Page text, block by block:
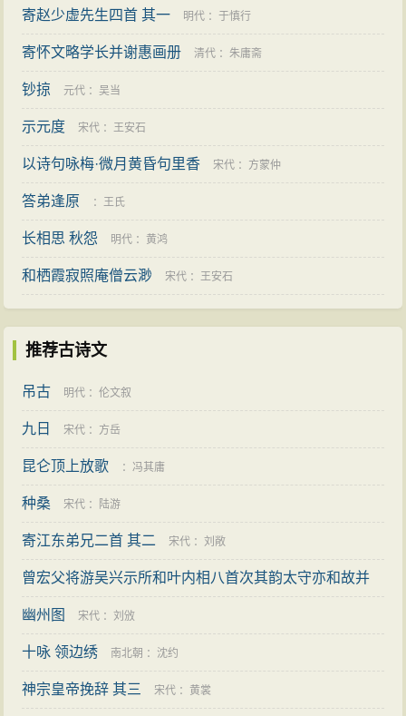
寄赵少虚先生四首 其一 明代 ：于慎行
寄怀文略学长并谢惠画册 清代 ：朱庸斋
钞掠 元代 ：吴当
示元度 宋代 ：王安石
以诗句咏梅·微月黄昏句里香 宋代 ： 方蒙仲
答弟逢原 ：王氏
长相思 秋怨 明代 ：黄鸿
和栖霞寂照庵僧云渺 宋代 ：王安石
推荐古诗文
吊古 明代 ：伦文叙
九日 宋代 ： 方岳
昆仑顶上放歌 ：冯其庸
种桑 宋代 ： 陆游
寄江东弟兄二首 其二 宋代 ：刘敞
曾宏父将游吴兴示所和叶内相八首次其韵太守亦和故并
及之 其三 宋代：刘一止
幽州图 宋代 ：刘攽
十咏 领边绣 南北朝 ： 沈约
神宗皇帝挽辞 其三 宋代 ：黄裳